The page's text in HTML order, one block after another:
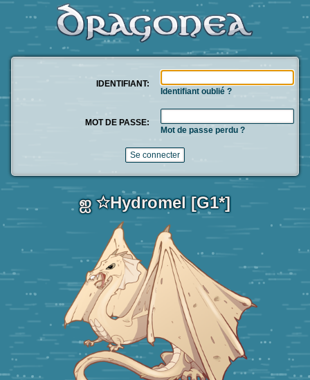
IDENTIFIANT:
Identifiant oublié ?
MOT DE PASSE:
Mot de passe perdu ?
ஐ ☆Hydromel [G1*]